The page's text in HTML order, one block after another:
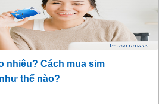
nhiêu? Cách mua sim
thế nào?